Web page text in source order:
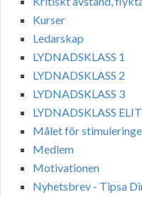
Kurser
Ledarskap
LYDNADSKLASS 1
LYDNADSKLASS 2
LYDNADSKLASS 3
LYDNADSKLASS ELIT
Målet för
Medlem
Motivationen
Nyhetsbrev - Tipsa